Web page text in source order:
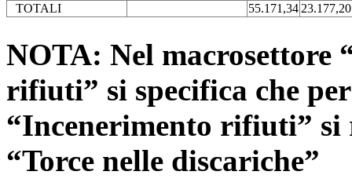
TOTALI 55.171,3423.177,20
NOTA: Nel macrosettore
rifiuti” si specifica che
“Incenerimento rifiuti”
“Torce nelle discariche”